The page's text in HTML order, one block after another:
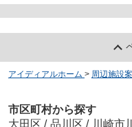
アイディアルホーム > 周辺施設
市区町村から探す
大田区 / 品川区 / 川崎市